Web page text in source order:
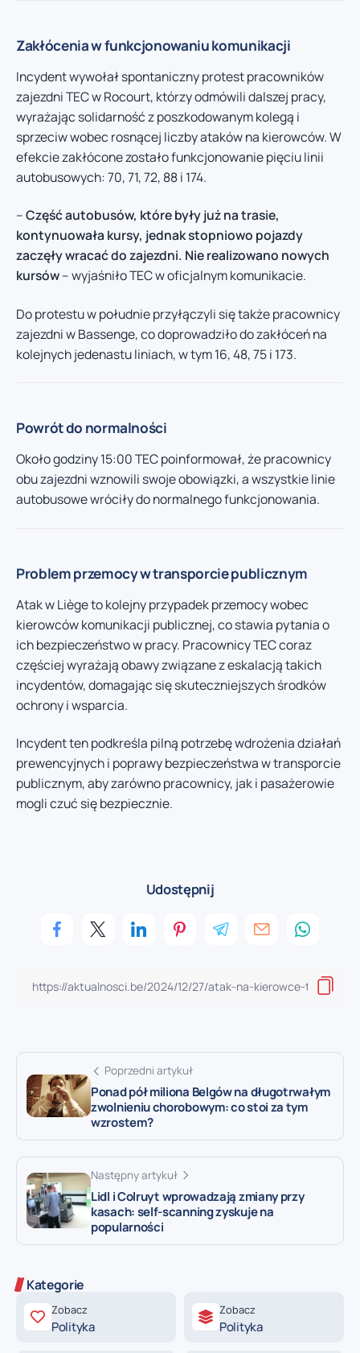
Zakłócenia w funkcjonowaniu komunikacji
Incydent wywołał spontaniczny protest pracowników
zajezdni TEC w Rocourt, którzy odmówili dalszej pracy,
wyrażając solidarność z poszkodowanym kolegą i
sprzeciw wobec rosnącej liczby ataków na kierowców. W
efekcie zakłócone zostało funkcjonowanie pięciu linii
autobusowych: 70, 71, 72, 88 i 174.
–Część autobusów, które były już na trasie,
kontynuowała kursy, jednak stopniowo pojazdy
zaczęły wracać do zajezdni. Nie realizowano nowych
kursów– wyjaśniło TEC w oficjalnym komunikacie.
Do protestu w południe przyłączyli się także pracownicy
zajezdni w Bassenge, co doprowadziło do zakłóceń na
kolejnych jedenastu liniach, w tym 16, 48, 75 i 173.
Powrót do normalności
Około godziny 15:00 TEC poinformował, że pracownicy
obu zajezdni wznowili swoje obowiązki, a wszystkie linie
autobusowe wróciły do normalnego funkcjonowania.
Problem przemocy w transporcie publicznym
Atak w Liège to kolejny przypadek przemocy wobec
kierowców komunikacji publicznej, co stawia pytania o
ich bezpieczeństwo w pracy. Pracownicy TEC coraz
częściej wyrażają obawy związane z eskalacją takich
incydentów, domagając się skuteczniejszych środków
ochrony i wsparcia.
Incydent ten podkreśla pilną potrzebę wdrożenia działań
prewencyjnych i poprawy bezpieczeństwa w transporcie
publicznym, aby zarówno pracownicy, jak i pasażerowie
mogli czuć się bezpiecznie.
Udostępnij
Poprzedni artykuł
Ponad pół miliona Belgów na długotrwałym
zwolnieniu chorobowym: co stoi za tym
wzrostem?
Następny artykuł
Lidl i Colruyt wprowadzają zmiany przy
kasach: self-scanning zyskuje na
popularności
Kategorie
Zobacz
Polityka
Zobacz
Polityka